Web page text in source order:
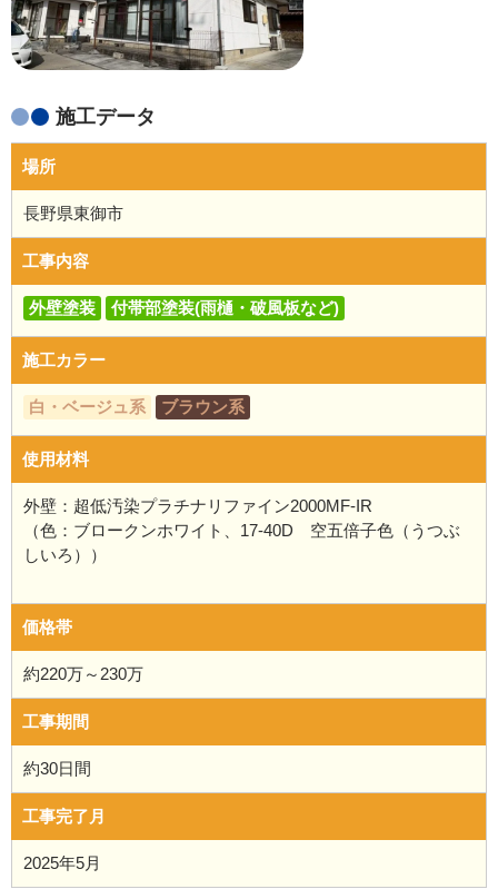
施工データ
場所
長野県東御市
工事内容
外壁塗装 付帯部塗装(雨樋・破風板など)
施工カラー
白・ベージュ系 ブラウン系
使用材料
外壁：超低汚染プラチナリファイン2000MF-IR
（色：ブロークンホワイト、17-40D 空五倍子色（うつぶ
しいろ））
価格帯
約220万～230万
工事期間
約30日間
工事完了月
2025年5月